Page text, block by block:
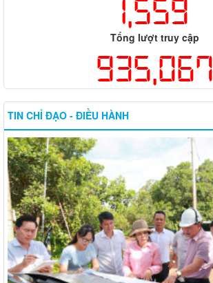
1,559
Tổng lượt truy cập
935,067
TIN CHỈ ĐẠO - ĐIỀU HÀNH